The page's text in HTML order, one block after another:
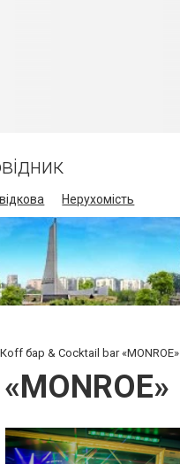
Нерухомість
бар & Cocktail bar «MONROE»